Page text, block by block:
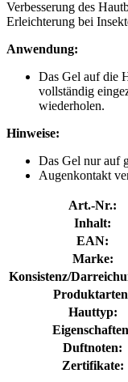
Verbesserung des
Erleichterung bei
Anwendung:
Das Gel auf die
vollständig
wiederholen.
Hinweise:
Das Gel nur auf
Augenkontakt
Art.-Nr.:
Inhalt:
EAN:
Marke:
Konsistenz/
Hauttyp:
Duftnoten:
Zertifikate: